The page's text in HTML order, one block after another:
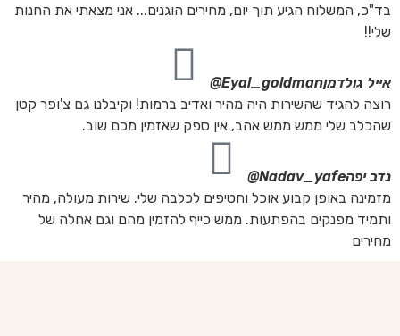
בד"כ, המשלוח הגיע תוך יום, מחירים הוגנים... אני מצאתי את החנות
שלי!!
אייל גולדמןEyal_goldman@
רוצה להגיד שהשירות היה מהיר ואדיב ברמות! וקיבלנו גם צ'ופר קטן
שהכלב שלי ממש ממש אהב, אין ספק שאזמין מכם שוב.
נדב יפהNadav_yafe@
מזמינה באופן קבוע אוכל וחטיפים לכלבה שלי. שירות מעולה, מהיר
ותמיד מפנקים בהפתעות. ממש כייף להזמין מהם וגם אחלה של
מחירים